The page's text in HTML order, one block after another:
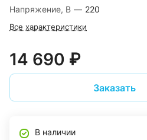
Напряжение, В — 220
Все характеристики
14 690 ₽
Заказать
В наличии